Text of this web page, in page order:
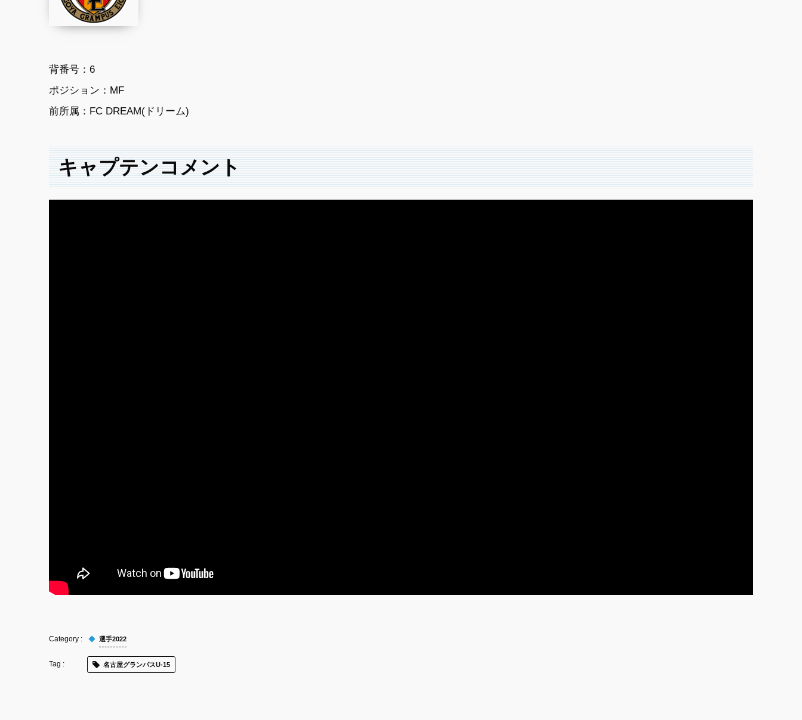
背番号：6
ポジション：MF
前所属：FC DREAM(ドリーム)
キャプテンコメント
選手2022
名古屋グランパスU-15